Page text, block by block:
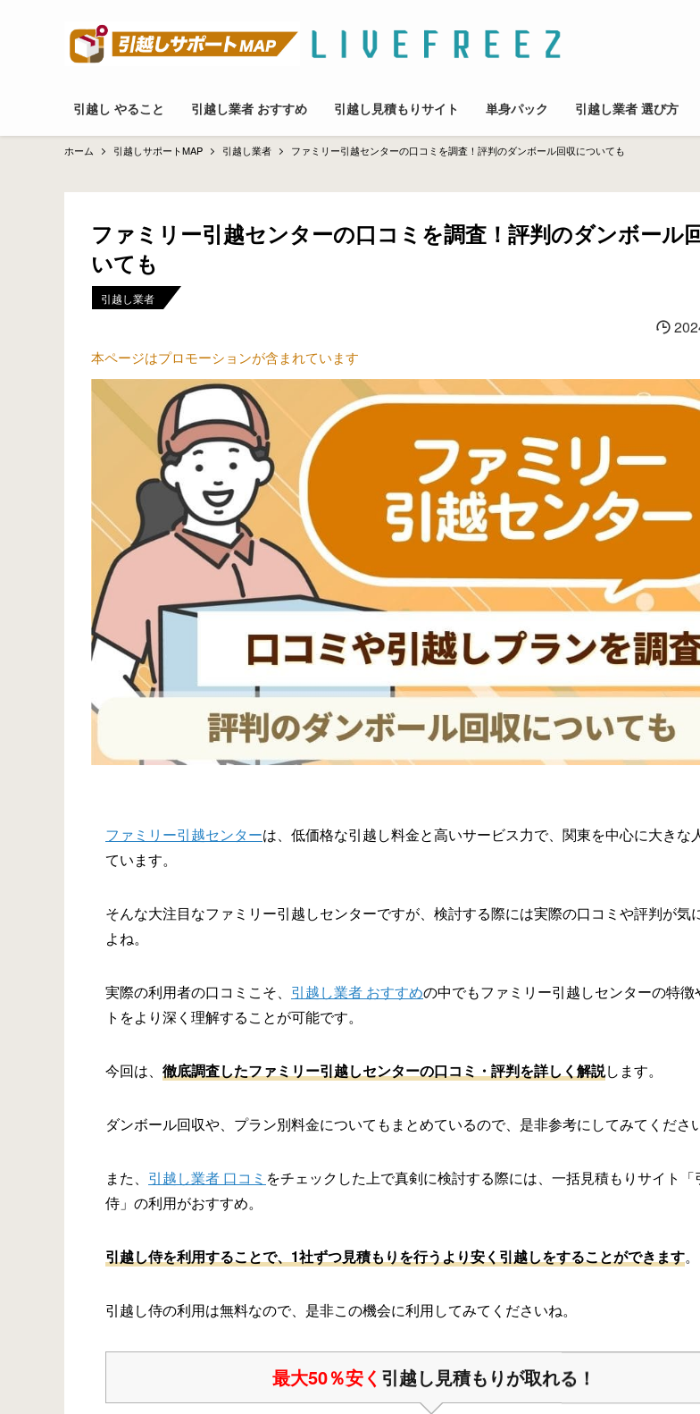
引越し やること 引越し業者 おすすめ 引越し見積もりサイト 単身パック 引越し業者 選び方
ホーム 引越しサポートMAP 引越し業者 ファミリー引越センターの口コミを調査！評判のダンボール回収についても
ファミリー引越センターの口コミを調査！評判のダンボール
いても
引越し業者
本ページはプロモーションが含まれています
ファミリー引越センターは、低価格な引越し料金と高いサービス力で、関東を中心に大きな
ています。
そんな大注目なファミリー引越しセンターですが、検討する際には実際の口コミや評判が気
よね。
実際の利用者の口コミこそ、 引越し業者 おすすめの中でもファミリー引越しセンターの特徴
トをより深く理解することが可能です。
今回は、 徹底調査したファミリー引越しセンターの口コミ・評判を詳しく解説します。
ダンボール回収や、プラン別料金についてもまとめているので、是非参考にしてみてください
また、 引越し業者 口コミ をチェックした上で真剣に検討する際には、一括見積もりサイト「
侍」の利用がおすすめ。
引越し侍を利用することで、1社ずつ見積もりを行うより安く引越しをすることができます。
引越し侍の利用は無料なので、是非この機会に利用してみてくださいね。
最大50％安く 引越し見積もりが取れる！